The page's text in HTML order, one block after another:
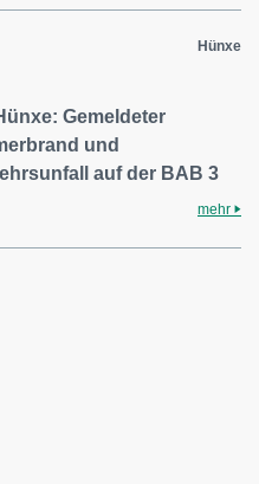
Hünxe
Gemeldeter
und
auf der BAB 3
mehr